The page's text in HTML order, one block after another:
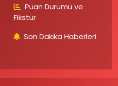
Puan Durumu ve
Fikstür
Son Dakika Haberleri